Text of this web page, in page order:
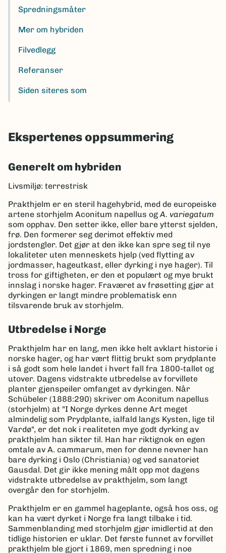
Spredningsmåter
Mer om hybriden
Filvedlegg
Referanser
Siden siteres som
Ekspertenes oppsummering
Generelt om hybriden
Livsmiljø: terrestrisk
Prakthjelm er en steril hagehybrid, med de europeiske
artene storhjelm Aconitum napellus ogA. variegatum
som opphav. Den setter ikke, eller bare ytterst sjelden,
frø. Den formerer seg derimot effektiv med
jordstengler. Det gjør at den ikke kan spre seg til nye
lokaliteter uten menneskets hjelp (ved flytting av
jordmasser, hageutkast, eller dyrking i nye hager). Til
tross for giftigheten, er den et populært og mye brukt
innslag i norske hager. Fraværet av frøsetting gjør at
dyrkingen er langt mindre problematisk enn
tilsvarende bruk av storhjelm.
Utbredelse i Norge
Prakthjelm har en lang, men ikke helt avklart historie i
norske hager, og har vært flittig brukt som prydplante
i så godt som hele landet i hvert fall fra 1800-tallet og
utover. Dagens vidstrakte utbredelse av forvillete
planter gjenspeiler omfanget av dyrkingen. Når
Schübeler (1888:290) skriver om Aconitum napellus
(storhjelm) at "I Norge dyrkes denne Art meget
almindelig som Prydplante, ialfald langs Kysten, lige til
Vardø", er det nok i realiteten mye godt dyrking av
prakthjelm han sikter til. Han har riktignok en egen
omtale av A. cammarum, men for denne nevner han
bare dyrking i Oslo (Christiania) og ved sanatoriet
Gausdal. Det gir ikke mening målt opp mot dagens
vidstrakte utbredelse av prakthjelm, som langt
overgår den for storhjelm.
Prakthjelm er en gammel hageplante, også hos oss, og
kan ha vært dyrket i Norge fra langt tilbake i tid.
Sammenblanding med storhjelm gjør imidlertid at den
tidlige historien er uklar. Det første funnet av forvillet
prakthjelm ble gjort i 1869, men spredning i noe